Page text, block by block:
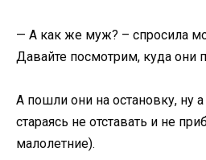
— А как же муж? – спросила
Давайте посмотрим, куда они
А пошли они на остановку, ну
стараясь не отставать и не
малолетние).